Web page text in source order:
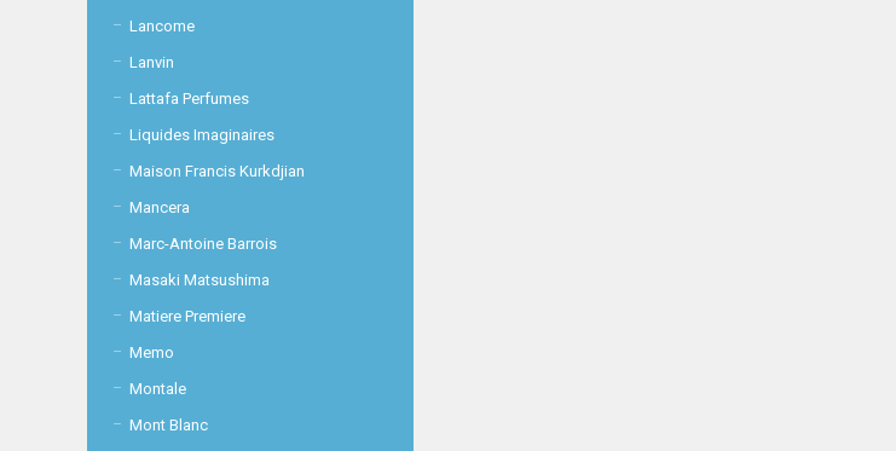
Lancome
Lanvin
Lattafa Perfumes
Liquides Imaginaires
Maison Francis Kurkdjian
Mancera
Marc-Antoine Barrois
Masaki Matsushima
Matiere Premiere
Memo
Montale
Mont Blanc